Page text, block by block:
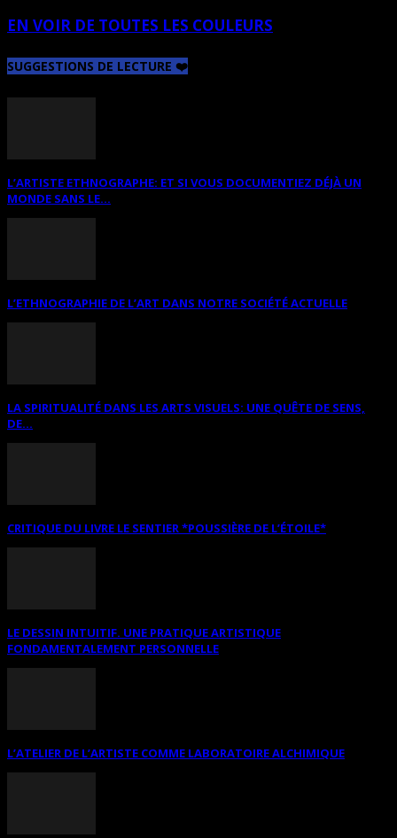
EN VOIR DE TOUTES LES COULEURS
SUGGESTIONS DE LECTURE ❤️
L’ARTISTE ETHNOGRAPHE: ET SI VOUS DOCUMENTIEZ DÉJÀ UN
MONDE SANS LE...
L’ETHNOGRAPHIE DE L’ART DANS NOTRE SOCIÉTÉ ACTUELLE
LA SPIRITUALITÉ DANS LES ARTS VISUELS: UNE QUÊTE DE SENS,
DE...
CRITIQUE DU LIVRE LE SENTIER *POUSSIÈRE DE L’ÉTOILE*
LE DESSIN INTUITIF. UNE PRATIQUE ARTISTIQUE
FONDAMENTALEMENT PERSONNELLE
L’ATELIER DE L’ARTISTE COMME LABORATOIRE ALCHIMIQUE